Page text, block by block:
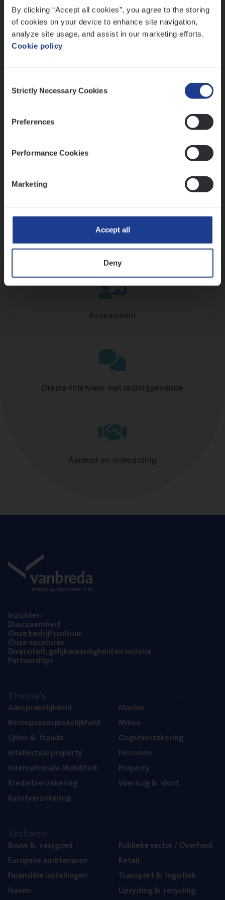
By clicking “Accept all cookies”, you agree to the storing
of cookies on your device to enhance site navigation,
analyze site usage, and assist in our marketing efforts.
Cookie policy
Selection
Strictly Necessary Cookies
Preferences
Performance Cookies
Marketing
Accept all
Deny
Meer dan collega’s: hoe Julie en Aurélie elkaar
versterken
Mathias houdt van diepgaande dossiers én droge
humor
Ons sollicitatieproces
Kennismaking met HR
Assessment
Diepte-interview met leidinggevende
Aanbod en onboarding
Inzich­ten
Duur­zaam­heid
Onze bedrijfs­cul­tuur
Onze vaca­tu­res
Diver­si­teit, gelijk­waar­dig­heid en inclusie
Part­ner­ships
Aan­spra­ke­lijk­heid
Beroeps­aan­spra­ke­lijk­heid
Cyber& fraude
Intel­lec­tu­al property
Inter­na­ti­o­na­le Mobiliteit
Kre­diet­ver­ze­ke­ring
Kunst­ver­ze­ke­ring
Mari­ne
Mili­eu
Oogst­ver­ze­ke­ring
Per­so­nen
Pro­per­ty
Voer­tuig& vloot
Bouw& vastgoed
Euro­pe­se ambtenaren
Finan­ci­ë­le instellingen
Haven
Publie­ke sec­tor / Overheid
Retail
Trans­port& logistiek
Upcy­cling& recycling